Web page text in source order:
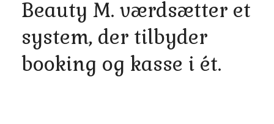
Beauty M. værdsætter et
system, der tilbyder
booking og kasse i ét.